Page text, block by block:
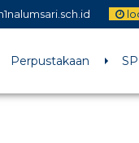
Perpustakaan